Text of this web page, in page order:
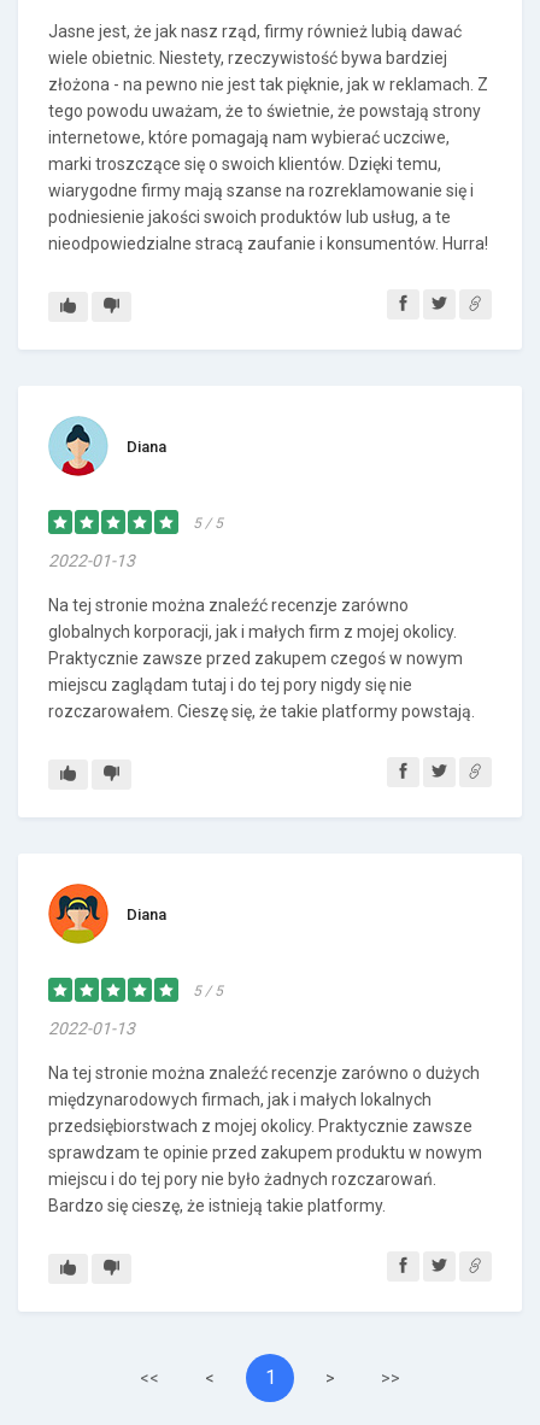
Jasne jest, że jak nasz rząd, firmy również lubią dawać
wiele obietnic. Niestety, rzeczywistość bywa bardziej
złożona - na pewno nie jest tak pięknie, jak w reklamach. Z
tego powodu uważam, że to świetnie, że powstają strony
internetowe, które pomagają nam wybierać uczciwe,
marki troszczące się o swoich klientów. Dzięki temu,
wiarygodne firmy mają szanse na rozreklamowanie się i
podniesienie jakości swoich produktów lub usług, a te
nieodpowiedzialne stracą zaufanie i konsumentów. Hurra!
Diana
5 / 5
2022-01-13
Na tej stronie można znaleźć recenzje zarówno
globalnych korporacji, jak i małych firm z mojej okolicy.
Praktycznie zawsze przed zakupem czegoś w nowym
miejscu zaglądam tutaj i do tej pory nigdy się nie
rozczarowałem. Cieszę się, że takie platformy powstają.
Diana
5 / 5
2022-01-13
Na tej stronie można znaleźć recenzje zarówno o dużych
międzynarodowych firmach, jak i małych lokalnych
przedsiębiorstwach z mojej okolicy. Praktycznie zawsze
sprawdzam te opinie przed zakupem produktu w nowym
miejscu i do tej pory nie było żadnych rozczarowań.
Bardzo się cieszę, że istnieją takie platformy.
<< < 1 > >>